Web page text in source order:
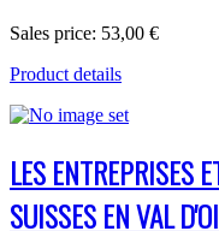
Sales price: 53,00 €
Product details
LES ENTREPRISES
SUISSES EN VAL